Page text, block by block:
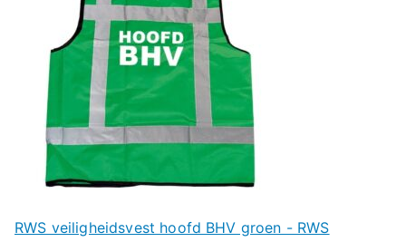
RWS veiligheidsvest hoofd BHV groen - RWS